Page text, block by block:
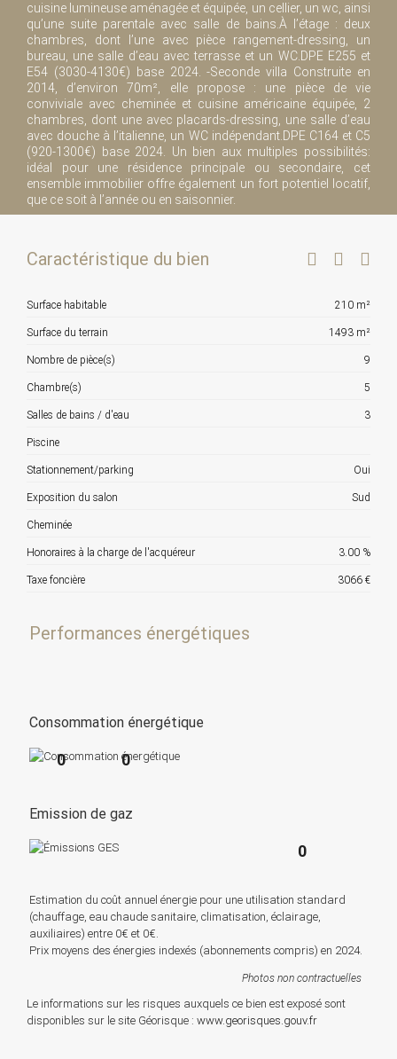
cuisine lumineuse aménagée et équipée, un cellier, un wc, ainsi
qu’une suite parentale avec salle de bains.À l’étage : deux
chambres, dont l’une avec pièce rangement-dressing, un
bureau, une salle d’eau avec terrasse et un WC.DPE E255 et
E54 (3030-4130€) base 2024. -Seconde villa Construite en
2014, d’environ 70m², elle propose : une pièce de vie
conviviale avec cheminée et cuisine américaine équipée, 2
chambres, dont une avec placards-dressing, une salle d’eau
avec douche à l’italienne, un WC indépendant.DPE C164 et C5
(920-1300€) base 2024. Un bien aux multiples possibilités:
idéal pour une résidence principale ou secondaire, cet
ensemble immobilier offre également un fort potentiel locatif,
que ce soit à l’année ou en saisonnier.
Caractéristique du bien
Surface habitable 210 m²
Surface du terrain 1493 m²
Nombre de pièce(s) 9
Chambre(s) 5
Salles de bains / d'eau 3
Piscine
Stationnement/parking Oui
Exposition du salon Sud
Cheminée
Honoraires à la charge de l'acquéreur 3.00 %
Taxe foncière 3066 €
Performances énergétiques
Consommation énergétique
0 0
Emission de gaz
0
Estimation du coût annuel énergie pour une utilisation standard
(chauffage, eau chaude sanitaire, climatisation, éclairage,
auxiliaires) entre 0€ et 0€.
Prix moyens des énergies indexés (abonnements compris) en 2024.
Photos non contractuelles
Le informations sur les risques auxquels ce bien est exposé sont
disponibles sur le site Géorisque : www.georisques.gouv.fr